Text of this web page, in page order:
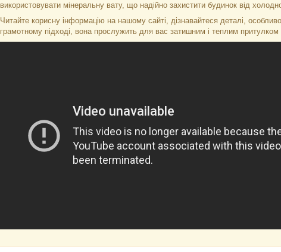
використовувати мінеральну вату, що надійно захистити будинок від
Читайте корисну інформацію на нашому сайті, дізнавайтеся деталі,
грамотному підході, вона прослужить для вас затишним і теплим притулком